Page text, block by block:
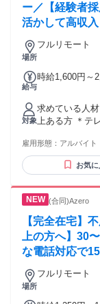
ー／【経験者
活かして高収入
場所
フルリモート
給与
時給1,600円～
給（年2回／2月・8月）あり
実施。 わかり
をしっかり評
対象
求めている人
上ある方 ＊テ
拓やアポ獲得など、 結果を全力で追った経験
人のお客様との 電話対応に抵抗がない方 ⏩個人PCにて
にご参加いた
（上り下り50Mbps以上／ 有線LAN
で勤務できる環境 ※必要に応じて有線LANの支給あり
条件】 ⏩法人向けアウ
い方 ⏩成果を
識やスキルを積極的に吸収し
管理を徹底し、 在宅でも効率的に業務を進められる方 ⏩
性を磨き、キ
雇用形態： アルバイト
お気に
(合同)Azero
【完全在宅】
上の方へ】30
な電話対応で
遇！
場所
フルリモート